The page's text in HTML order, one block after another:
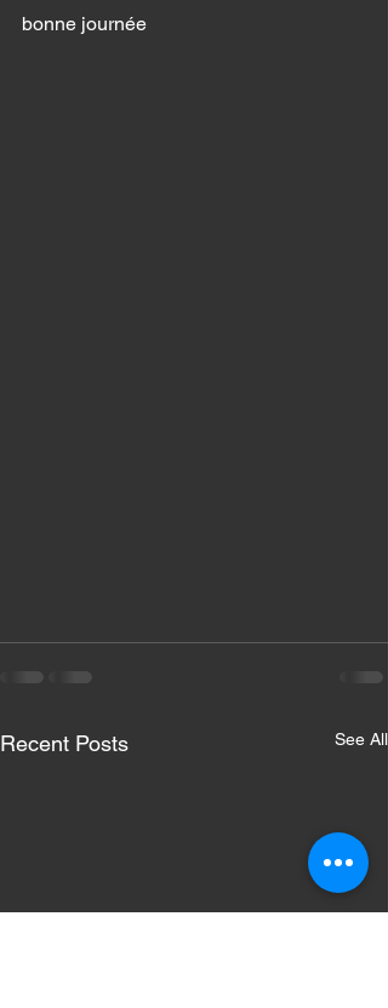
bonne journée
Recent Posts See All